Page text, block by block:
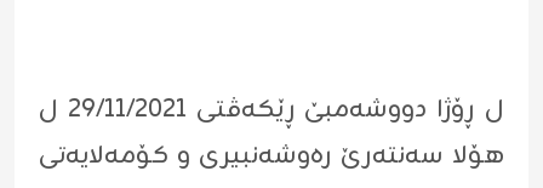
ل ڕۆژا دووشه‌مبێ ڕێكه‌ڤتى 29/11/2021 ل
هۆلا سه‌نته‌رێ ره‌وشه‌نبیرى و كۆمه‌لایه‌تى